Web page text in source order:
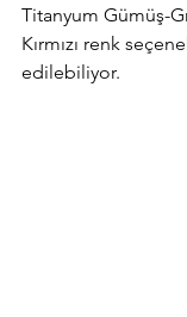
Titanyum Gümüş-
Kırmızı renk
edilebiliyor.